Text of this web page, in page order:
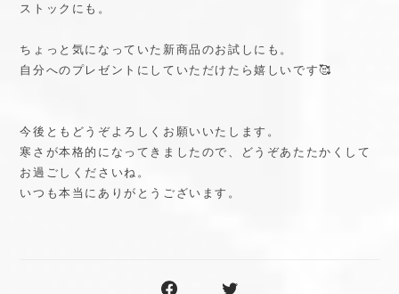
ストックにも。
ちょっと気になっていた新商品のお試しにも。
自分へのプレゼントにしていただけたら嬉しいです🥰
今後ともどうぞよろしくお願いいたします。
寒さが本格的になってきましたので、どうぞあたたかくして
お過ごしくださいね。
いつも本当にありがとうございます。